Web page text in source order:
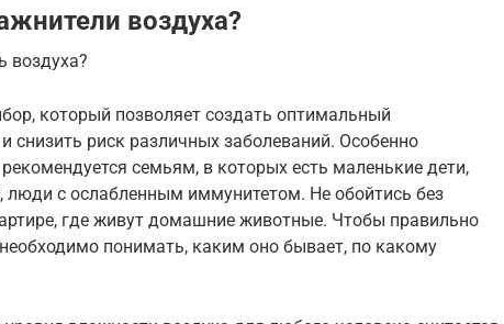
воздуха?
воздуха?
который позволяет создать оптимальный
риск различных заболеваний. Особенно
семьям, в которых есть маленькие дети,
люди с ослабленным иммунитетом. Не обойтись без
где живут домашние животные. Чтобы правильно
понимать, каким оно бывает, по какому